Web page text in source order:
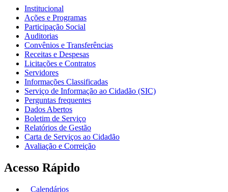
Institucional
Ações e Programas
Participação Social
Auditorias
Convênios e Transferências
Receitas e Despesas
Licitações e Contratos
Servidores
Informações Classificadas
Serviço de Informação ao Cidadão (SIC)
Perguntas frequentes
Dados Abertos
Boletim de Serviço
Relatórios de Gestão
Carta de Serviços ao Cidadão
Avaliação e Correição
Acesso Rápido
Calendários